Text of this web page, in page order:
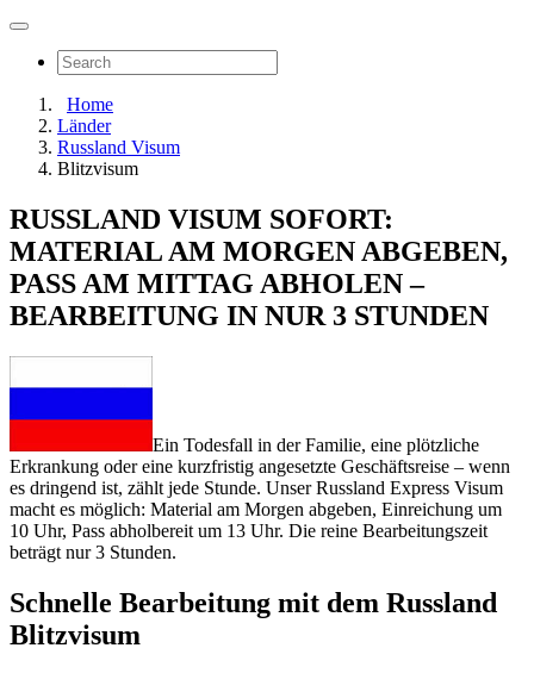
Home
Länder
Russland Visum
Blitzvisum
RUSSLAND VISUM SOFORT:
MATERIAL AM MORGEN ABGEBEN,
PASS AM MITTAG ABHOLEN –
BEARBEITUNG IN NUR 3 STUNDEN
Ein Todesfall in der Familie, eine plötzliche
Erkrankung oder eine kurzfristig angesetzte Geschäftsreise – wenn
es dringend ist, zählt jede Stunde. Unser Russland Express Visum
macht es möglich: Material am Morgen abgeben, Einreichung um
10 Uhr, Pass abholbereit um 13 Uhr. Die reine Bearbeitungszeit
beträgt nur 3 Stunden.
Schnelle Bearbeitung mit dem Russland
Blitzvisum